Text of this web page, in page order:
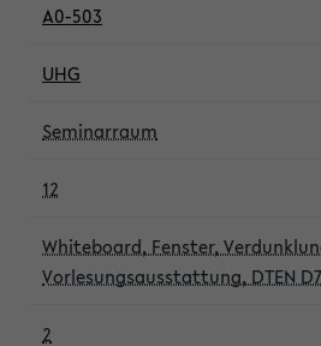
A0-503
UHG
Seminarraum
12
Whiteboard, Fenster,
Vorlesungsausstattung, DTEN
2